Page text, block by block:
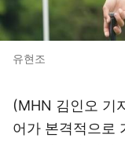
유현조
(MHN 김인오 기
어가 본격적으로